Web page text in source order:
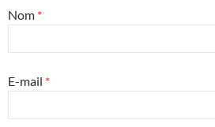
Nom *
E-mail *